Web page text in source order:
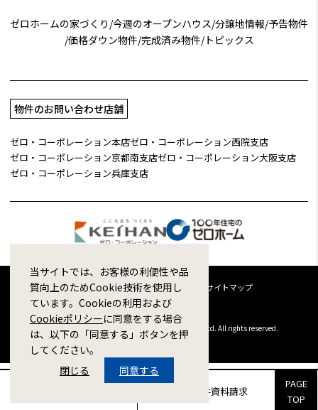
ゼロホームの家づくり /今週のオープンハウス/分譲地情報/予告物件
/価格ダウン物件/完成済み物件/トピックス
物件のお問い合わせ店舗
ゼロ・コーポレーション本店ゼロ・コーポレーション西院支店
ゼロ・コーポレーション京都南支店ゼロ・コーポレーション大阪支店
ゼロ・コーポレーション兵庫支店
企業情報採用情報プライバシーポリシー サイトマップ
Copyright © 1998-2026 ZERO CORPORATION Co.,Ltd. All rights reserved.
販売物件資料請求
PAGE
TOP
当サイトでは、お客様の利便性や品
質向上のためCookie技術を使用し
ています。Cookieの利用および
Cookieポリシーに同意をする場合
は、以下の「同意する」ボタンを押
してください。
閉じる
同意する